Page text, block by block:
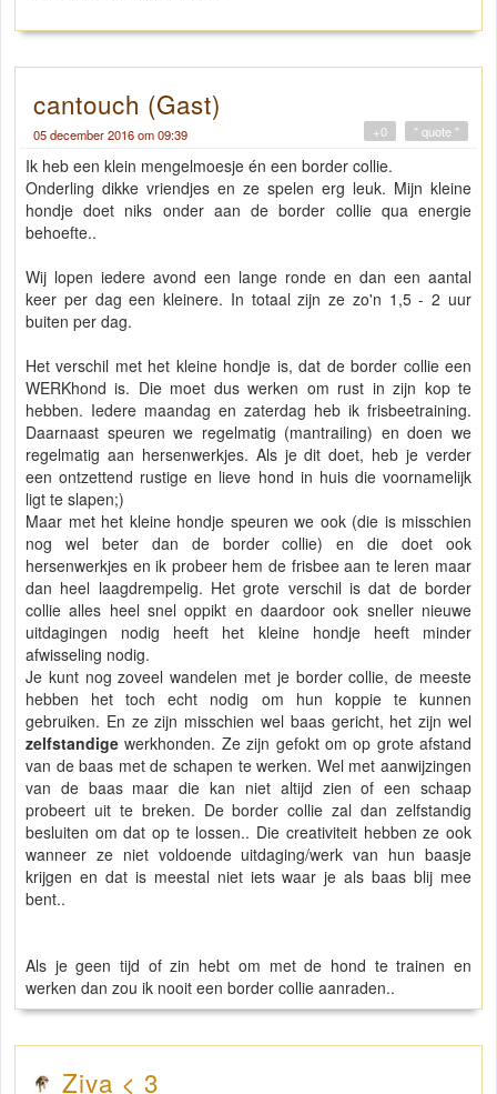
cantouch (Gast)
05 december 2016 om 09:39 " quote "
+0
Ik heb een klein mengelmoesje én een border collie.
Onderling dikke vriendjes en ze spelen erg leuk. Mijn kleine
hondje doet niks onder aan de border collie qua energie
behoefte..
Wij lopen iedere avond een lange ronde en dan een aantal
keer per dag een kleinere. In totaal zijn ze zo'n 1,5 - 2 uur
buiten per dag.
Het verschil met het kleine hondje is, dat de border collie een
WERKhond is. Die moet dus werken om rust in zijn kop te
hebben. Iedere maandag en zaterdag heb ik frisbeetraining.
Daarnaast speuren we regelmatig (mantrailing) en doen we
regelmatig aan hersenwerkjes. Als je dit doet, heb je verder
een ontzettend rustige en lieve hond in huis die voornamelijk
ligt te slapen;)
Maar met het kleine hondje speuren we ook (die is misschien
nog wel beter dan de border collie) en die doet ook
hersenwerkjes en ik probeer hem de frisbee aan te leren maar
dan heel laagdrempelig. Het grote verschil is dat de border
collie alles heel snel oppikt en daardoor ook sneller nieuwe
uitdagingen nodig heeft het kleine hondje heeft minder
afwisseling nodig.
Je kunt nog zoveel wandelen met je border collie, de meeste
hebben het toch echt nodig om hun koppie te kunnen
gebruiken. En ze zijn misschien wel baas gericht, het zijn wel
zelfstandige werkhonden. Ze zijn gefokt om op grote afstand
van de baas met de schapen te werken. Wel met aanwijzingen
van de baas maar die kan niet altijd zien of een schaap
probeert uit te breken. De border collie zal dan zelfstandig
besluiten om dat op te lossen.. Die creativiteit hebben ze ook
wanneer ze niet voldoende uitdaging/werk van hun baasje
krijgen en dat is meestal niet iets waar je als baas blij mee
bent..
Als je geen tijd of zin hebt om met de hond te trainen en
werken dan zou ik nooit een border collie aanraden..
Ziva < 3